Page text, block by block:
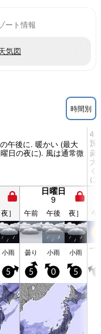
ート情報
気図
時間別
午後に. 暖かい (最大
日の夜に). 風は通常微
4 -
況
豪
大
に
日曜日
9
夜］ 午前 午後 夜］ 午
小雨 曇り 小雨 小雨 一
5 5 0 5